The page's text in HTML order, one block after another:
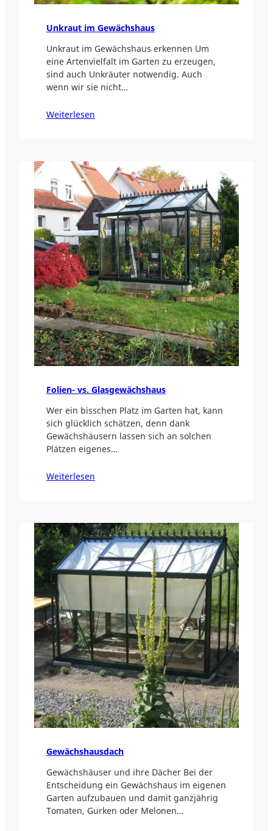
Unkraut im Gewächshaus
Unkraut im Gewächshaus erkennen Um
eine Artenvielfalt im Garten zu erzeugen,
sind auch Unkräuter notwendig. Auch
wenn wir sie nicht…
Weiterlesen
Folien- vs. Glasgewächshaus
Wer ein bisschen Platz im Garten hat, kann
sich glücklich schätzen, denn dank
Gewächshäusern lassen sich an solchen
Plätzen eigenes…
Weiterlesen
Gewächshausdach
Gewächshäuser und ihre Dächer Bei der
Entscheidung ein Gewächshaus im eigenen
Garten aufzubauen und damit ganzjährig
Tomaten, Gurken oder Melonen…